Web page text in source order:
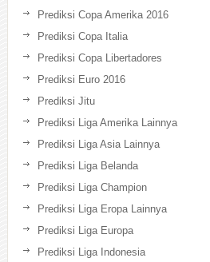
Prediksi Copa Amerika 2016
Prediksi Copa Italia
Prediksi Copa Libertadores
Prediksi Euro 2016
Prediksi Jitu
Prediksi Liga Amerika Lainnya
Prediksi Liga Asia Lainnya
Prediksi Liga Belanda
Prediksi Liga Champion
Prediksi Liga Eropa Lainnya
Prediksi Liga Europa
Prediksi Liga Indonesia